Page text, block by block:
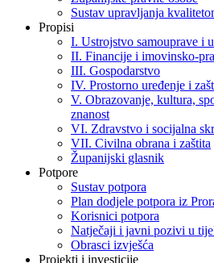
Sustav upravljanja
Propisi
I. Ustrojstvo samouprave i
II. Financije i imovinsko-
III. Gospodarstvo
IV. Prostorno uređenje i
V. Obrazovanje, kultura,
znanost
VI. Zdravstvo i socijalna
VII. Civilna obrana i zaštita
Županijski glasnik
Potpore
Sustav potpora
Plan dodjele potpora iz
Korisnici potpora
Natječaji i javni pozivi u
Obrasci izvješća
Projekti i investicije